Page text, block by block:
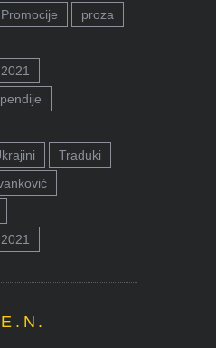
Promocije
proza
Traduki